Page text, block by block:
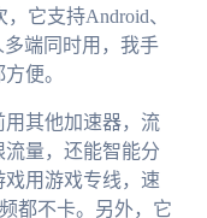
它支持Android、
多端同时用，我手
便。
其他加速器，流
流量，还能智能分
用游戏专线，速
都不卡。另外，它